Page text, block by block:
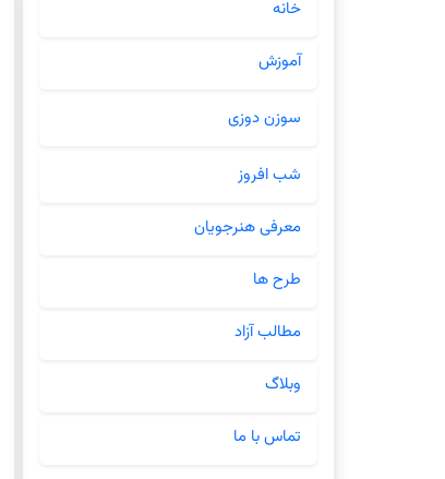
خانه
آموزش
سوزن دوزی
شب افروز
معرفی هنرجویان
طرح ها
مطالب آزاد
وبلاگ
تماس با ما